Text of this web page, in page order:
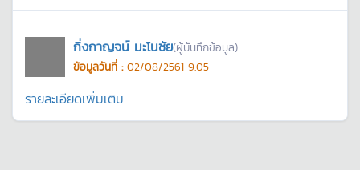
กิ่งกาญจน์ มะโนชัย(ผู้บันทึกข้อมูล)
ข้อมูลวันที่ : 02/08/2561 9:05
รายละเอียดเพิ่มเติม